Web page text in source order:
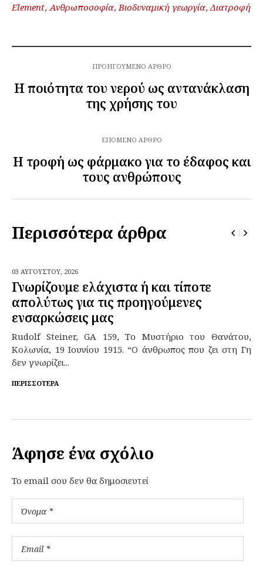
Element, Ανθρωποσοφία,Βιοδυναμική γεωργία,Διατροφή
ΠΡΟΗΓΟΎΜΕΝΟ ΆΡΘΡΟ
Η ποιότητα του νερού ως αντανάκλαση
της χρήσης του
ΕΠΌΜΕΝΟ ΆΡΘΡΟ
Η τροφή ως φάρμακο για το έδαφος και
τους ανθρώπους
Περισσότερα άρθρα
03 ΑΥΓΟΎΣΤΟΥ, 2026
Γνωρίζουμε ελάχιστα ή και τίποτε
απολύτως για τις προηγούμενες
ενσαρκώσεις μας
Rudolf Steiner, GA 159, Το Μυστήριο του Θανάτου,
Κολωνία, 19 Ιουνίου 1915. “Ο άνθρωπος που ζει στη Γη
δεν γνωρίζει...
ΠΕΡΙΣΣΌΤΕΡΑ
Άφησε ένα σχόλιο
To email σου δεν θα δημοσιευτεί